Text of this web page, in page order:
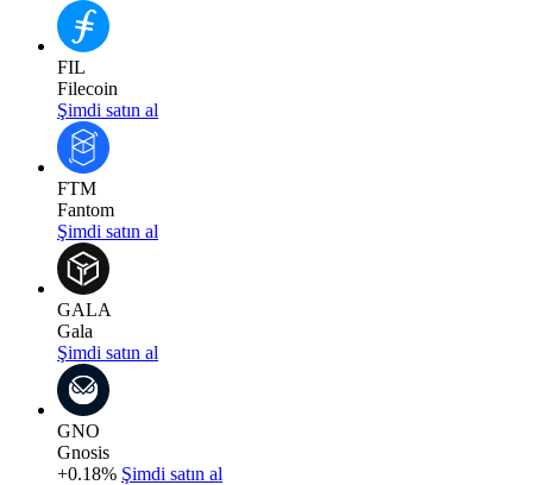
FIL
Filecoin
Şimdi satın al
FTM
Fantom
Şimdi satın al
GALA
Gala
Şimdi satın al
GNO
Gnosis
+0.18% Şimdi satın al